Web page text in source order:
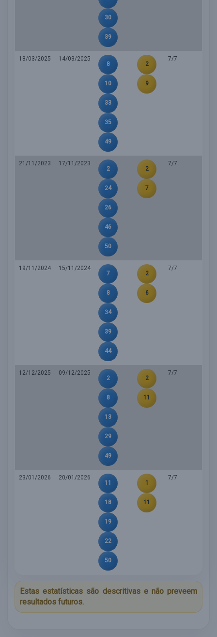
30
39
18/03/2025
14/03/2025
8
10
33
35
49
2
9
7/7
21/11/2023
17/11/2023
2
24
26
46
50
2
7
7/7
19/11/2024
15/11/2024
7
8
34
39
44
2
6
7/7
12/12/2025
09/12/2025
2
8
13
29
49
2
11
7/7
23/01/2026
20/01/2026
11
18
19
22
50
1
11
7/7
Estas estatísticas são descritivas e não preveem
resultados futuros.